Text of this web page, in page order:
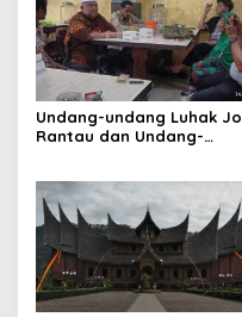
Undang-undang Luhak Jo
Rantau dan Undang-